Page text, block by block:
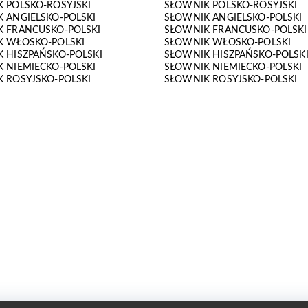
POLSKO-ROSYJSKI
ANGIELSKO-POLSKI
FRANCUSKO-POLSKI
WŁOSKO-POLSKI
HISZPAŃSKO-POLSKI
NIEMIECKO-POLSKI
ROSYJSKO-POLSKI
SŁOWNIK POLSKO-ROSYJSKI
SŁOWNIK ANGIELSKO-POLSKI
SŁOWNIK FRANCUSKO-POLSKI
SŁOWNIK WŁOSKO-POLSKI
SŁOWNIK HISZPAŃSKO-POLSKI
SŁOWNIK NIEMIECKO-POLSKI
SŁOWNIK ROSYJSKO-POLSKI